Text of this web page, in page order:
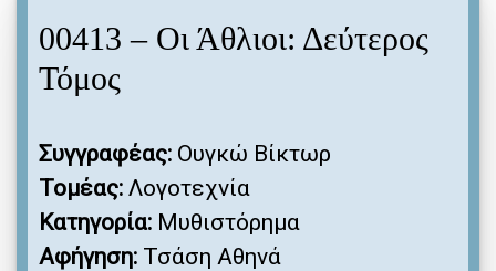
00413 – Οι Άθλιοι: Δεύτερος
Τόμος
Συγγραφέας: Ουγκώ Βίκτωρ
Τομέας: Λογοτεχνία
Κατηγορία: Μυθιστόρημα
Αφήγηση: Τσάση Αθηνά